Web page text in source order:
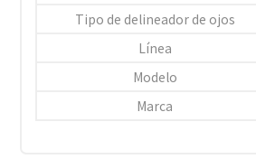
Tipo de delineador de ojos
Línea
Modelo
Marca